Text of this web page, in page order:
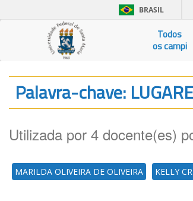
BRASIL
Todos
os campi
Palavra-chave:
Utilizada por 4 docente(es)
MARILDA OLIVEIRA DE OLIVEIRA KELLY